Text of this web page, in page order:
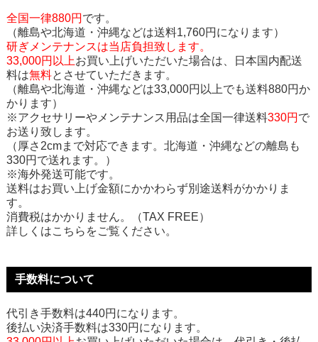
全国一律880円 です。
（離島や北海道・沖縄などは送料1,760円になります）
研ぎメンテナンスは当店負担致します。
33,000円以上お買い上げいただいた場合は、日本国内配送
料は無料とさせていただきます。
（離島や北海道・沖縄などは33,000円以上でも送料880円か
かります）
※アクセサリーやメンテナンス用品は全国一律送料330円 で
お送り致します。
（厚さ2cmまで対応できます。北海道・沖縄などの離島も
330円で送れます。）
※海外発送可能です。
送料はお買い上げ金額にかかわらず別途送料がかかりま
す。
消費税はかかりません。（TAX FREE）
詳しくはこちらをご覧ください。
手数料について
代引き手数料は440円になります。
後払い決済手数料は330円になります。